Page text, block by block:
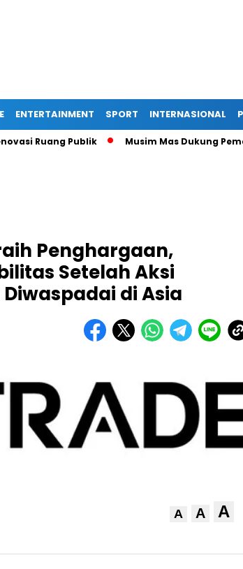
ENTERTAINMENT SPORT INTERNASIONAL
Ruang Publik Musim Mas Dukung
Penghargaan,
Setelah Aksi
di Asia
A A A